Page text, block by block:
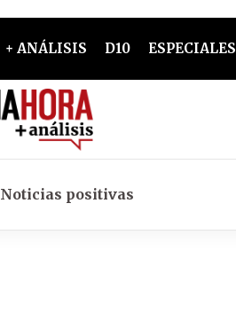
+ ANÁLISIS D10 ESPECIALES
Noticias positivas